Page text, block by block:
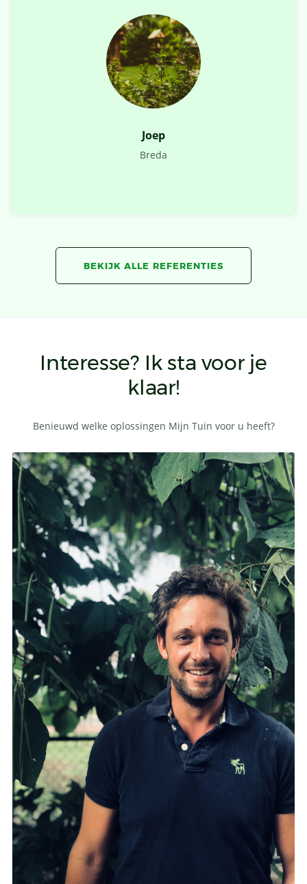
Joep
Breda
BEKIJK ALLE REFERENTIES
Interesse? Ik sta voor je
klaar!
Benieuwd welke oplossingen Mijn Tuin voor u heeft?